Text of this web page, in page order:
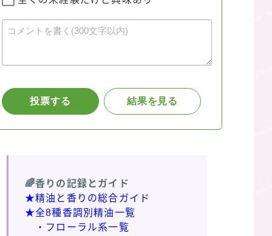
🌈香りの記録とガイド
★精油と香りの総合ガイド
★全8種香調別精油一覧
・フローラル系一覧